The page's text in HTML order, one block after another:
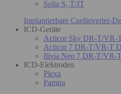
Solia S, T/JT
Implantierbare Cardioverter-
ICD-Geräte
Acticor Sky DR-T/
Acticor 7 DR-T/VR-T
Ilivia Neo 7 DR-T/VR-
ICD-Elektroden
Plexa
Pamira